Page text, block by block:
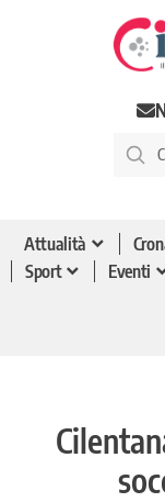
Attualità
Sport
Eventi